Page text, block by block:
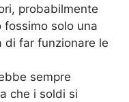
probabilmente
fossimo solo una
di far funzionare le
sempre
che i soldi si